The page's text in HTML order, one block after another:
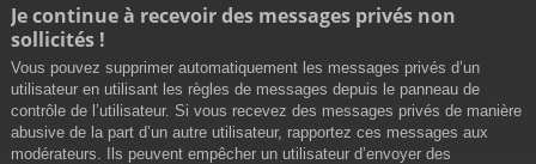
Je continue à recevoir des messages privés non
sollicités !
Vous pouvez supprimer automatiquement les messages privés d’un
utilisateur en utilisant les règles de messages depuis le panneau de
contrôle de l’utilisateur. Si vous recevez des messages privés de manière
abusive de la part d’un autre utilisateur, rapportez ces messages aux
modérateurs. Ils peuvent empêcher un utilisateur d’envoyer des